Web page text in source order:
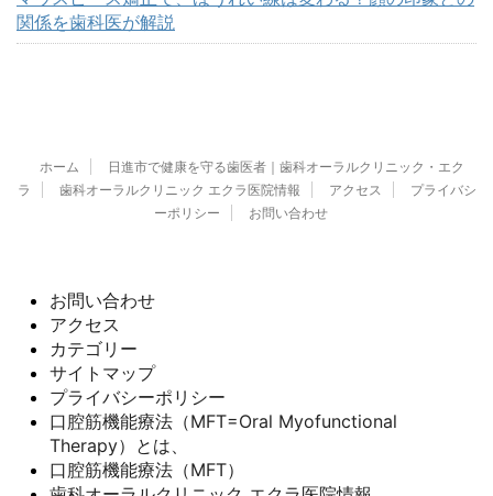
関係を歯科医が解説
ホーム
日進市で健康を守る歯医者｜歯科オーラルクリニック・エク
ラ
歯科オーラルクリニック エクラ医院情報 アクセス
プライバシ
ーポリシー
お問い合わせ
お問い合わせ
アクセス
カテゴリー
サイトマップ
プライバシーポリシー
口腔筋機能療法（MFT=Oral Myofunctional
Therapy）とは、
口腔筋機能療法（MFT）